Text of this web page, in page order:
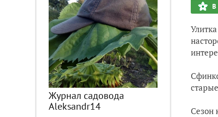
Журнал садовода
Aleksandr14
В
Сезон